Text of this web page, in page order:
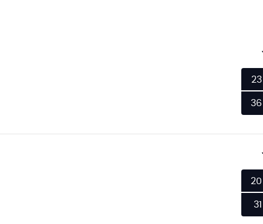
23
36
20
31